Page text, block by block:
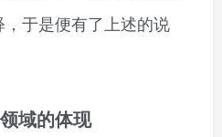
于是便有了上述的说
域的体现